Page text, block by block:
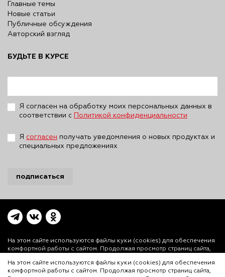
Главные темы
Новые статьи
Публичные обсуждения
Авторский взгляд
БУДЬТЕ В КУРСЕ
Я согласен на обработку моих персональных данных в
соответствии с
Политикой конфиденциальности
Я согласен получать уведомления о новых продуктах и
специальных предложениях
подписаться
На этом сайте используются файлы куки (cookies) для обеспечения
комфортной работы с сайтом. Продолжая просмотр страниц сайта,
использование файлов куки. Более подробная информация
предоставлена вПолитике использования файлов куки (cookies)и
На этом сайте используются файлы куки (cookies) для обеспечения
комфортной работы с сайтом. Продолжая просмотр страниц сайта,